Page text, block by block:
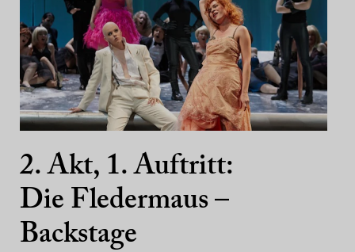
2. Akt, 1. Auftritt:
Die Fledermaus –
Backstage